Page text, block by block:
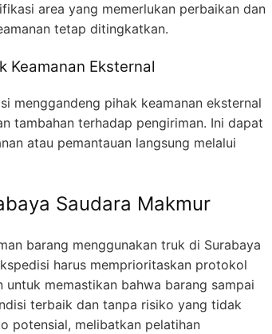
area yang memerlukan perbaikan dan
tetap ditingkatkan.
Keamanan Eksternal
menggandeng pihak keamanan eksternal
tambahan terhadap pengiriman. Ini dapat
atau pemantauan langsung melalui
Saudara Makmur
barang menggunakan truk di Surabaya
harus memprioritaskan protokol
untuk memastikan bahwa barang sampai
terbaik dan tanpa risiko yang tidak
potensial, melibatkan pelatihan